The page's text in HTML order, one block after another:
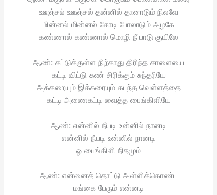
ஊஞ்சல் ஊஞ்சல் தன்னில் தானாடும் நிலவே
மின்னல் மின்னல் கோடி போலாடும் அழகே
கண்ணால் கண்ணால் மொழி நீ பாடு குயிலே
ஆண்: கட்டுக்குள்ள நிற்காது திரிந்த காளையை
கட்டி விட்டு கண் சிரிக்கும் சுந்தரியே
அக்கறையும் இக்கரையும் கடந்த வெள்ளத்தை
கட்டி அணைகட்டி வைத்த பைங்கிளியே
ஆண்: என்னில் நீயடி உன்னில் நானடி
என்னில் நீயடி உன்னில் நானடி
ஓ பைங்கிளி நிதமும்
ஆண்: என்னைத் தொட்டு அள்ளிக்கொண்ட
மங்கை பேரும் என்னடி